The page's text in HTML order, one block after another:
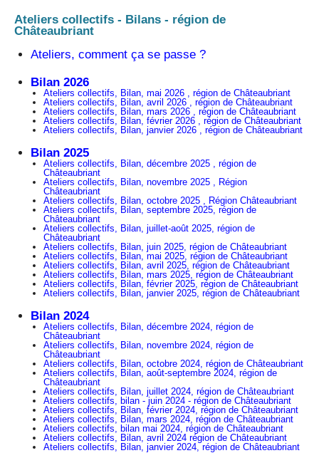
Ateliers collectifs - Bilans - région de
Châteaubriant
Ateliers, comment ça se passe ?
Bilan 2026
Ateliers collectifs, Bilan, mai 2026 , région de Châteaubriant
Ateliers collectifs, Bilan, avril 2026 , région de Châteaubriant
Ateliers collectifs, Bilan, mars 2026 , région de Châteaubriant
Ateliers collectifs, Bilan, février 2026 , région de Châteaubriant
Ateliers collectifs, Bilan, janvier 2026 , région de Châteaubriant
Bilan 2025
Ateliers collectifs, Bilan, décembre 2025 , région de
Châteaubriant
Ateliers collectifs, Bilan, novembre 2025 , Région
Châteaubriant
Ateliers collectifs, Bilan, octobre 2025 , Région Châteaubriant
Ateliers collectifs, Bilan, septembre 2025, région de
Châteaubriant
Ateliers collectifs, Bilan, juillet-août 2025, région de
Châteaubriant
Ateliers collectifs, Bilan, juin 2025, région de Châteaubriant
Ateliers collectifs, Bilan, mai 2025, région de Châteaubriant
Ateliers collectifs, Bilan, avril 2025, région de Châteaubriant
Ateliers collectifs, Bilan, mars 2025, région de Châteaubriant
Ateliers collectifs, Bilan, février 2025, région de Châteaubriant
Ateliers collectifs, Bilan, janvier 2025, région de Châteaubriant
Bilan 2024
Ateliers collectifs, Bilan, décembre 2024, région de
Châteaubriant
Ateliers collectifs, Bilan, novembre 2024, région de
Châteaubriant
Ateliers collectifs, Bilan, octobre 2024, région de Châteaubriant
Ateliers collectifs, Bilan, août-septembre 2024, région de
Châteaubriant
Ateliers collectifs, Bilan, juillet 2024, région de Châteaubriant
Ateliers collectifs, bilan - juin 2024 - région de Châteaubriant
Ateliers collectifs, Bilan, février 2024, région de Châteaubriant
Ateliers collectifs, Bilan, mars 2024, région de Châteaubriant
Ateliers collectifs, bilan mai 2024, région de Châteaubriant
Ateliers collectifs, Bilan, avril 2024 région de Châteaubriant
Ateliers collectifs, Bilan, janvier 2024, région de Châteaubriant